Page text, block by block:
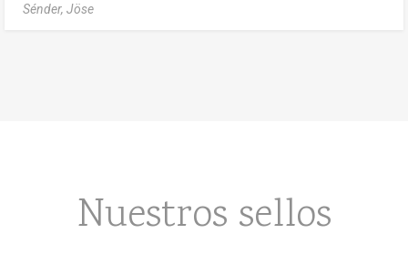
Sénder, Jöse
Nuestros sellos